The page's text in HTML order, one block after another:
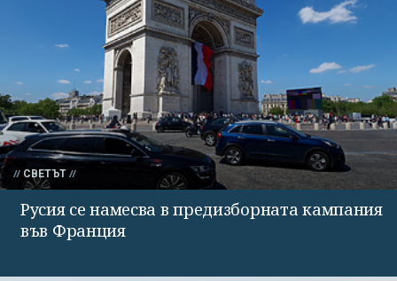
СВЕТЪТ
Русия се намесва в предизборната кампания
във Франция